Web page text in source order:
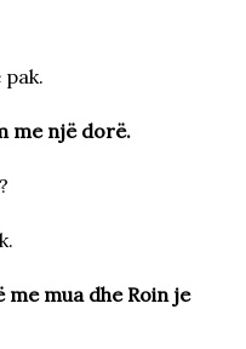
pak.
me një dorë.
me mua dhe Roin je